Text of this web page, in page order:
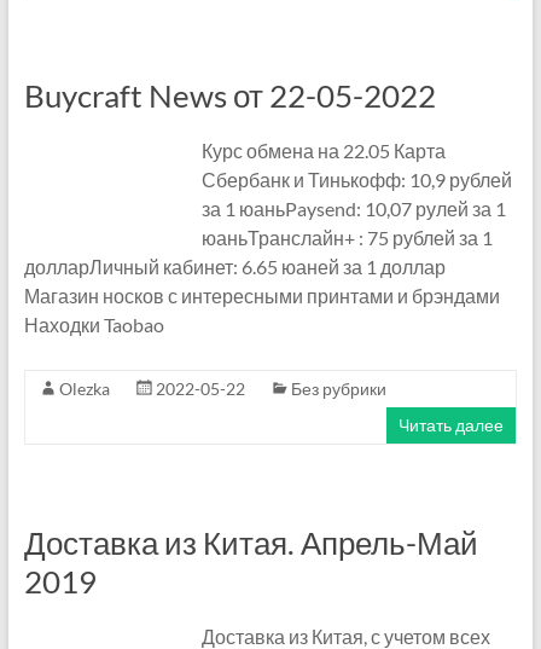
a
6
8
8
c
h
Buycraft News от 22-05-2022
Курс обмена на 22.05 Карта
Сбербанк и Тинькофф: 10,9 рублей
за 1 юаньPaysend: 10,07 рулей за 1
юаньТранслайн+ : 75 рублей за 1
долларЛичный кабинет: 6.65 юаней за 1 доллар
Магазин носков с интересными принтами и брэндами
Находки Taobao
Olezka 2022-05-22
Без рубрики
Читать далее
Доставка из Китая. Апрель-Май
2019
Доставка из Китая, с учетом всех